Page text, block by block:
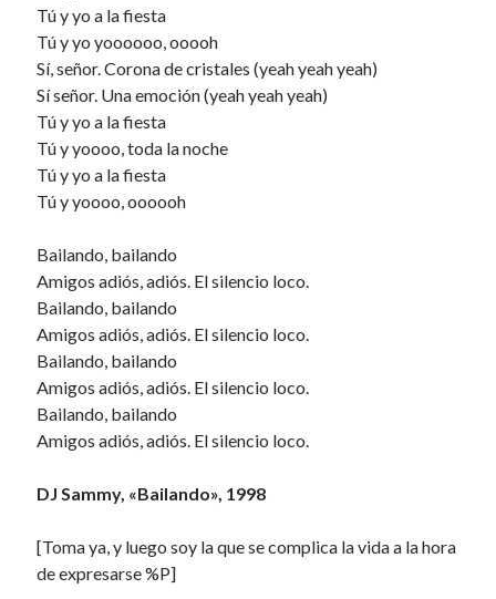
Tú y yo a la fiesta
Tú y yo yoooooo, ooooh
Sí, señor. Corona de cristales (yeah yeah yeah)
Sí señor. Una emoción (yeah yeah yeah)
Tú y yo a la fiesta
Tú y yoooo, toda la noche
Tú y yo a la fiesta
Tú y yoooo, oooooh
Bailando, bailando
Amigos adiós, adiós. El silencio loco.
Bailando, bailando
Amigos adiós, adiós. El silencio loco.
Bailando, bailando
Amigos adiós, adiós. El silencio loco.
Bailando, bailando
Amigos adiós, adiós. El silencio loco.
DJ Sammy, «Bailando», 1998
[Toma ya, y luego soy la que se complica la vida a la hora
de expresarse %P]